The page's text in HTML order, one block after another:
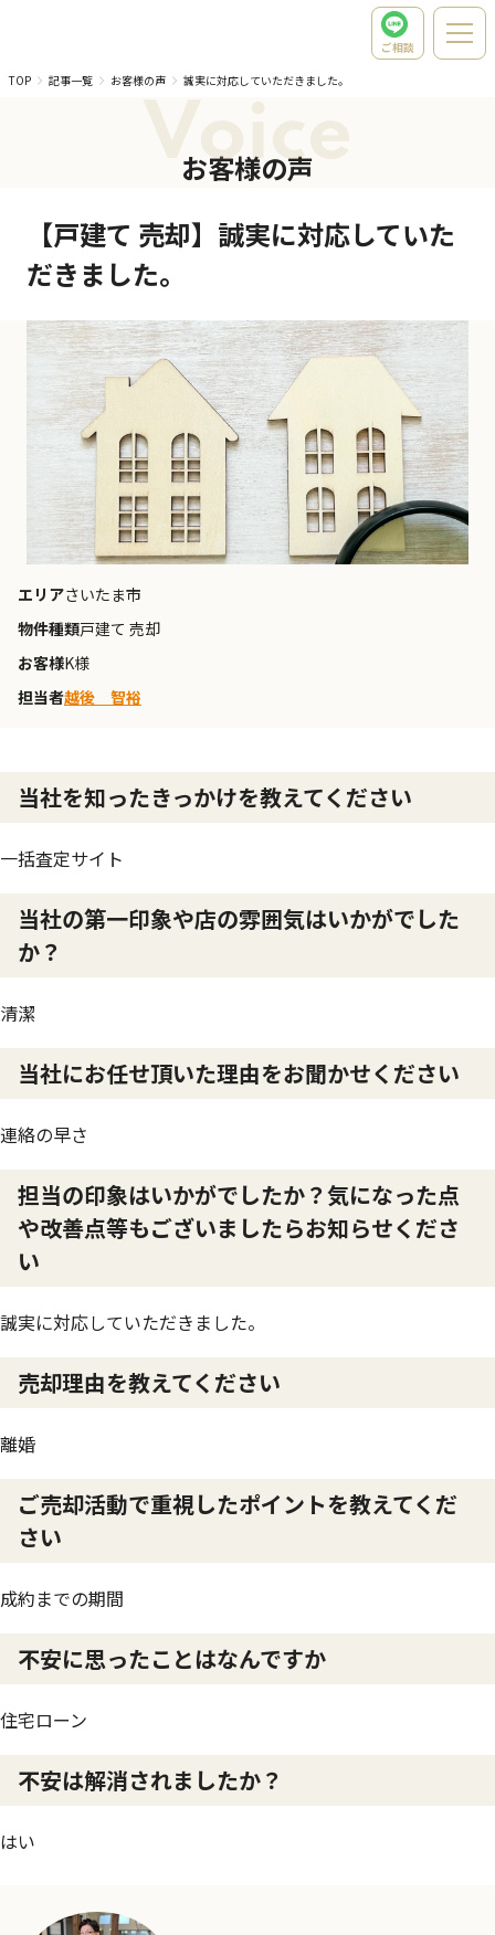
ご相談
TOP
記事一覧 お客様の声 誠実に対応していただきました。
Voice
お客様の声
【戸建て 売却】誠実に対応していた
だきました。
エリアさいたま市
物件種類戸建て 売却
お客様K様
担当者越後 智裕
当社を知ったきっかけを教えてください
一括査定サイト
当社の第一印象や店の雰囲気はいかがでした
か？
清潔
当社にお任せ頂いた理由をお聞かせください
連絡の早さ
担当の印象はいかがでしたか？気になった点
や改善点等もございましたらお知らせくださ
い
誠実に対応していただきました。
売却理由を教えてください
離婚
ご売却活動で重視したポイントを教えてくだ
さい
成約までの期間
不安に思ったことはなんですか
住宅ローン
不安は解消されましたか？
はい